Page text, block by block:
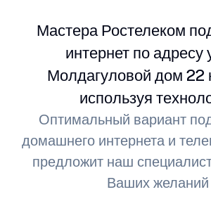
Мастера Ростелеком
интернет по адресу
Молдагуловой дом 22
используя
Оптимальный вариант
домашнего интернета и
предложит наш
Ваших желаний